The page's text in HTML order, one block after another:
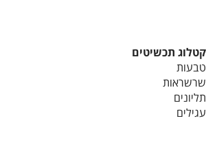
קטלוג תכשיטים
טבעות
שרשראות
תליונים
עגילים